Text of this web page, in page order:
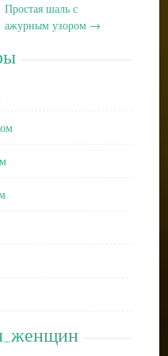
Простая шаль с
ажурным узором →